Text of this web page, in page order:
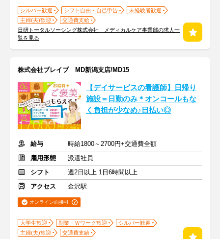
シルバー歓迎 シフト自由・自己申告
未経験者歓迎
主婦(夫)歓迎
交通費支給
日研トータルソーシング株式会社 メディカルケア事業部の求人一
覧を見る
株式会社ブレイブ MD新潟支店/MD15
【デイサービスの看護師】日帰り
施設＝日勤のみ＊オンコールもな
く負担が少なめ♪日払い◎
給与
時給1800～2700円+交通費全額
雇用形態
派遣社員
シフト
週2日以上 1日6時間以上
アクセス
金沢駅
オンライン面接可
大学生歓迎 副業・Ｗワーク歓迎
シルバー歓迎
主婦(夫)歓迎
交通費支給